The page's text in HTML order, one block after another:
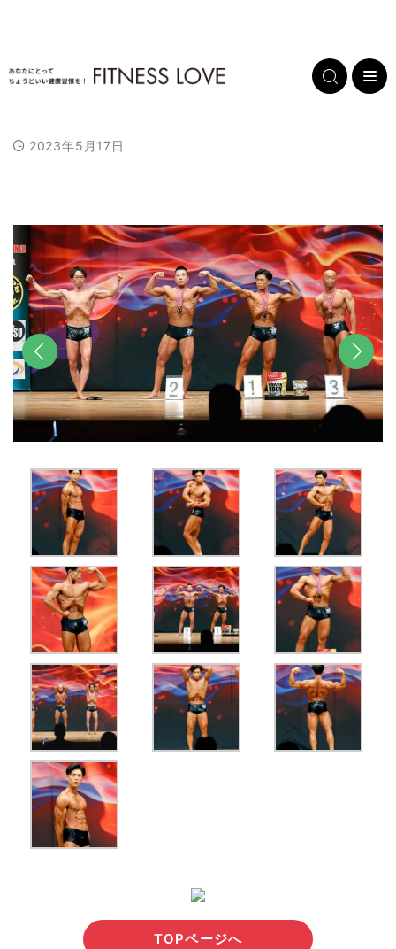
t
e
e
d
:
1
0
0
.
0
0
2023年5月17日
前へ 次へ
TOPページへ